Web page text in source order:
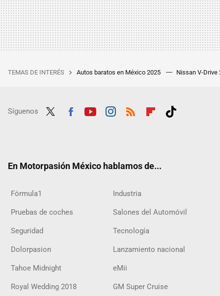
TEMAS DE INTERÉS Autos baratos en México 2025 Nissan V-Drive
Síguenos
En Motorpasión México hablamos de...
Fórmula1 Industria
Pruebas de coches Salones del Automóvil
Seguridad Tecnología
Dolorpasion Lanzamiento nacional
Tahoe Midnight eMii
Royal Wedding 2018 GM Super Cruise